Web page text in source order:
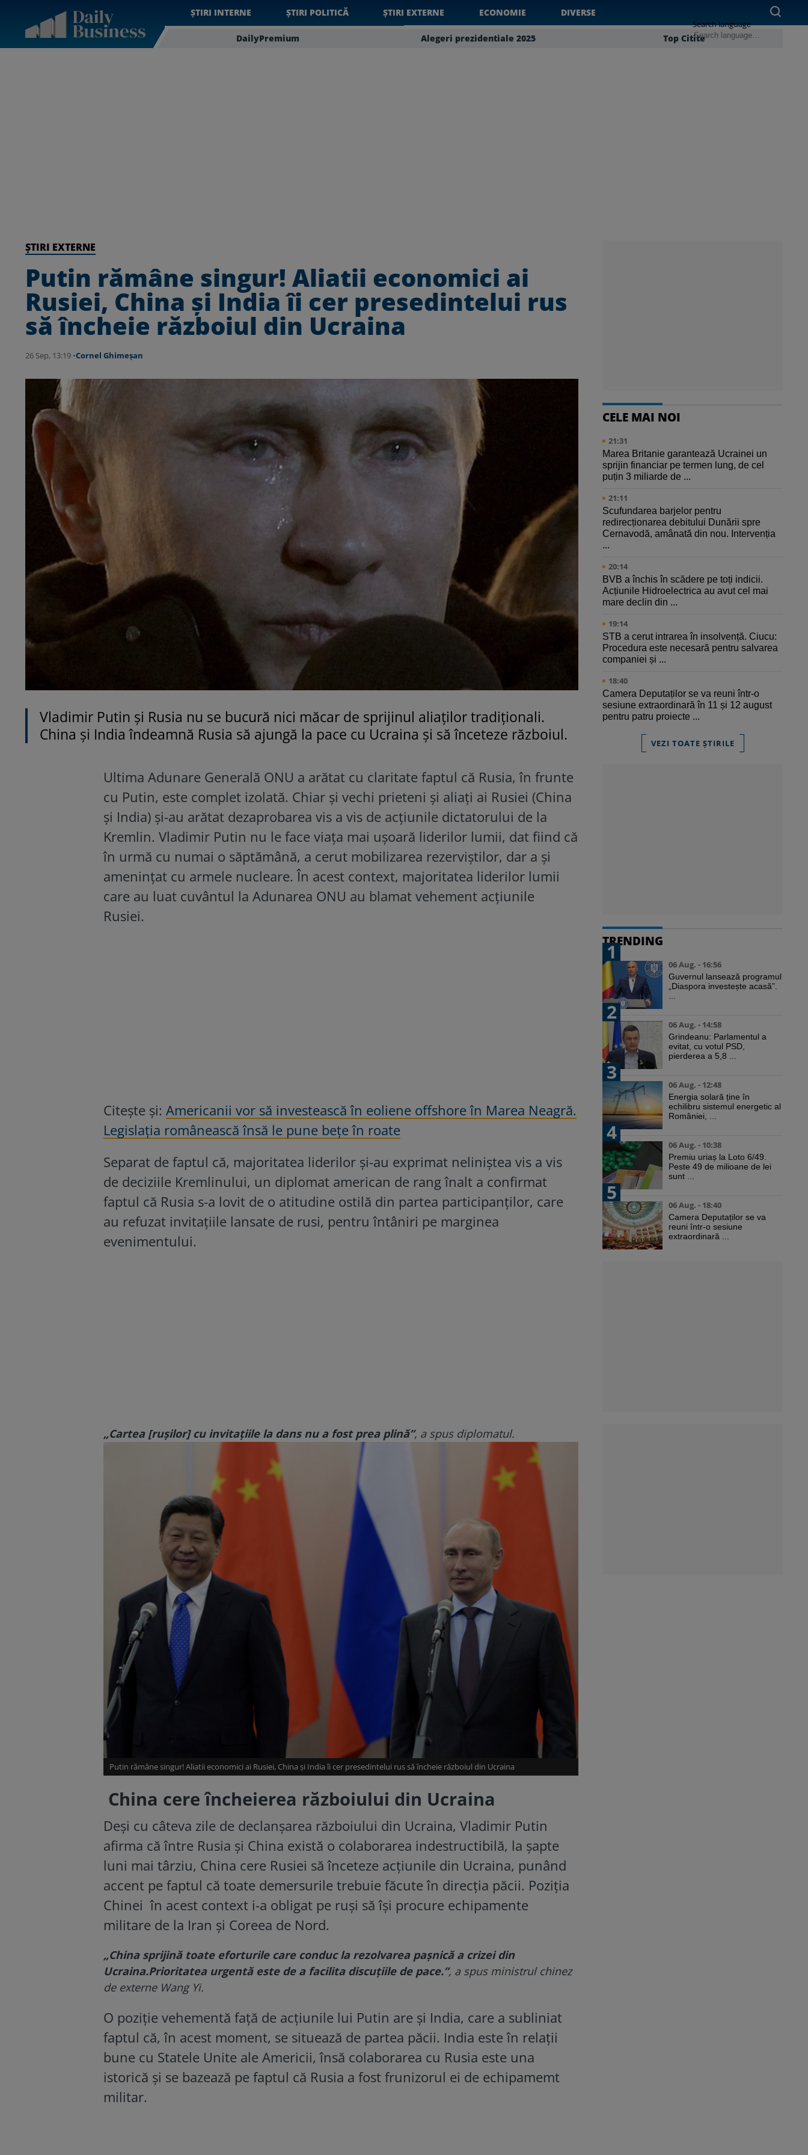
ȘTIRI INTERNE ȘTIRI POLITICĂ ȘTIRI EXTERNE ECONOMIE DIVERSE
DailyPremium Alegeri prezidentiale 2025 Top Citite
Search language
ȘTIRI EXTERNE
Putin rămâne singur! Aliatii economici ai
Rusiei, China și India îi cer presedintelui rus
să încheie războiul din Ucraina
26 Sep, 13:19 •Cornel Ghimeșan
Vladimir Putin și Rusia nu se bucură nici măcar de sprijinul aliaților tradiționali.
China și India îndeamnă Rusia să ajungă la pace cu Ucraina și să înceteze războiul.
Ultima Adunare Generală ONU a arătat cu claritate faptul că Rusia, în frunte
cu Putin, este complet izolată. Chiar și vechi prieteni și aliați ai Rusiei (China
și India) și-au arătat dezaprobarea vis a vis de acțiunile dictatorului de la
Kremlin. Vladimir Putin nu le face viața mai ușoară liderilor lumii, dat fiind că
în urmă cu numai o săptămână, a cerut mobilizarea rezerviștilor, dar a și
amenințat cu armele nucleare. În acest context, majoritatea liderilor lumii
care au luat cuvântul la Adunarea ONU au blamat vehement acțiunile
Rusiei.
Citește și: Americanii vor să investească în eoliene offshore în Marea Neagră.
Legislația românească însă le pune bețe în roate
Separat de faptul că, majoritatea liderilor și-au exprimat neliniștea vis a vis
de deciziile Kremlinului, un diplomat american de rang înalt a confirmat
faptul că Rusia s-a lovit de o atitudine ostilă din partea participanților, care
au refuzat invitațiile lansate de rusi, pentru întâniri pe marginea
evenimentului.
„Cartea [rușilor] cu invitațiile la dans nu a fost prea plină”, a spus diplomatul.
Putin rămâne singur! Aliatii economici ai Rusiei, China și India îi cer presedintelui rus să încheie războiul din Ucraina
China cere încheierea războiului din Ucraina
Deși cu câteva zile de declanșarea războiului din Ucraina, Vladimir Putin
afirma că între Rusia și China există o colaborarea indestructibilă, la șapte
luni mai târziu, China cere Rusiei să înceteze acțiunile din Ucraina, punând
accent pe faptul că toate demersurile trebuie făcute în direcția păcii. Poziția
Chinei în acest context i-a obligat pe ruși să își procure echipamente
militare de la Iran și Coreea de Nord.
„China sprijină toate eforturile care conduc la rezolvarea pașnică a crizei din
Ucraina.Prioritatea urgentă este de a facilita discuțiile de pace.”, a spus ministrul chinez
de externe Wang Yi.
O poziție vehementă față de acțiunile lui Putin are și India, care a subliniat
faptul că, în acest moment, se situează de partea păcii. India este în relații
bune cu Statele Unite ale Americii, însă colaborarea cu Rusia este una
istorică și se bazează pe faptul că Rusia a fost frunizorul ei de echipamemt
militar.
CELE MAI NOI
21:31
Marea Britanie garantează Ucrainei un
sprijin financiar pe termen lung, de cel
puțin 3 miliarde de ...
21:11
Scufundarea barjelor pentru
redirecționarea debitului Dunării spre
Cernavodă, amânată din nou. Intervenția
...
20:14
BVB a închis în scădere pe toți indicii.
Acțiunile Hidroelectrica au avut cel mai
mare declin din ...
19:14
STB a cerut intrarea în insolvență. Ciucu:
Procedura este necesară pentru salvarea
companiei și ...
18:40
Camera Deputaților se va reuni într-o
sesiune extraordinară în 11 și 12 august
pentru patru proiecte ...
VEZI TOATE ȘTIRILE
TRENDING
1
06 Aug. - 16:56
Guvernul lansează programul
„Diaspora investește acasă”.
2
06 Aug. - 14:58
Grindeanu: Parlamentul a
evitat, cu votul PSD,
pierderea a 5,8 ...
3
06 Aug. - 12:48
Energia solară ține în
echilibru sistemul energetic al
României, ...
4
06 Aug. - 10:38
Premiu uriaș la Loto 6/49.
Peste 49 de milioane de lei
sunt ...
5
06 Aug. - 18:40
Camera Deputaților se va
reuni într-o sesiune
extraordinară ...